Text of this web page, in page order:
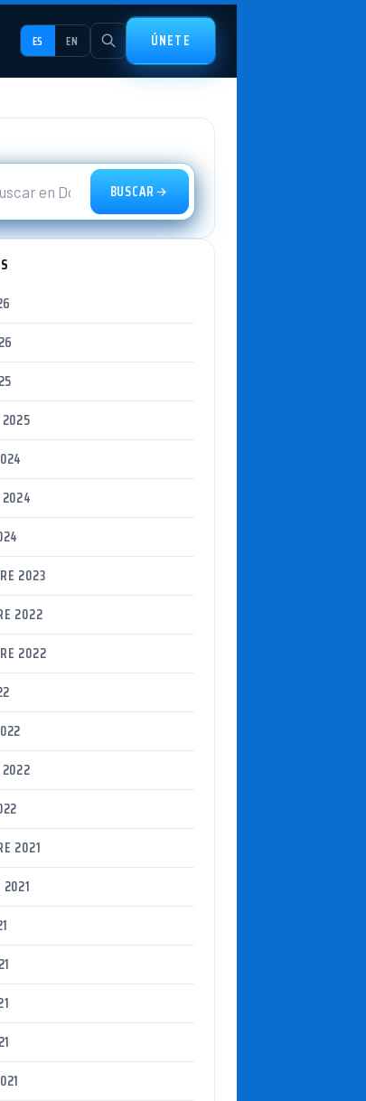
ES EN ÚNETE
BUSCAR
2025
2024
2023
2022
2022
2022
2021
2021